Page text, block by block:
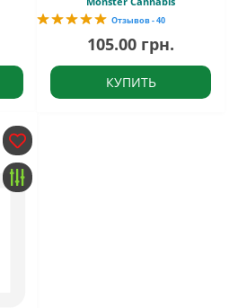
Отзывов - 40
105.00 грн.
КУПИТЬ